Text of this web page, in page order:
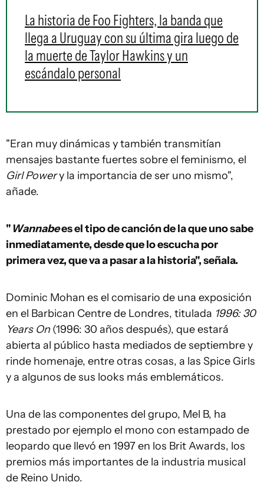
La historia de Foo Fighters, la banda que
llega a Uruguay con su última gira luego de
la muerte de Taylor Hawkins y un
escándalo personal
"Eran muy dinámicas y también transmitían
mensajes bastante fuertes sobre el feminismo, el
Girl Powery la importancia de ser uno mismo",
añade.
"Wannabees el tipo de canción de la que uno sabe
inmediatamente, desde que lo escucha por
primera vez, que va a pasar a la historia", señala.
Dominic Mohan es el comisario de una exposición
en el Barbican Centre de Londres, titulada 1996: 30
Years On(1996: 30 años después), que estará
abierta al público hasta mediados de septiembre y
rinde homenaje, entre otras cosas, a las Spice Girls
y a algunos de sus looks más emblemáticos.
Una de las componentes del grupo, Mel B, ha
prestado por ejemplo el mono con estampado de
leopardo que llevó en 1997 en los Brit Awards, los
premios más importantes de la industria musical
de Reino Unido.